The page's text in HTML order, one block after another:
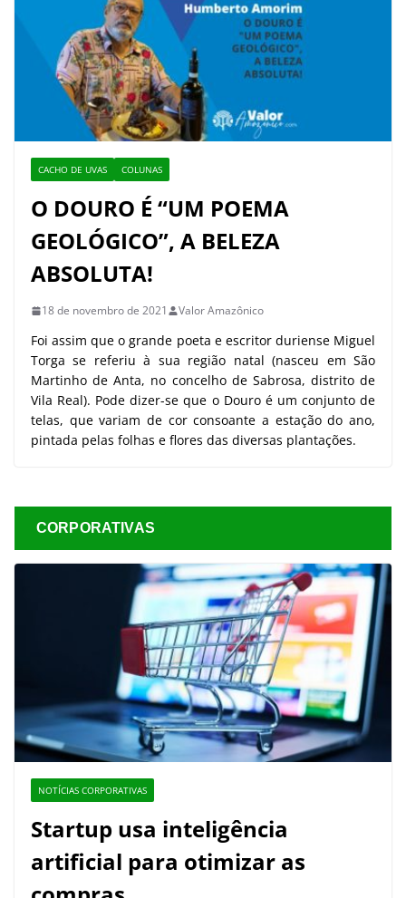
CACHO DE UVAS COLUNAS
O DOURO É “UM POEMA
GEOLÓGICO”, A BELEZA
ABSOLUTA!
18 de novembro de 2021 Valor Amazônico
Foi assim que o grande poeta e escritor duriense Miguel
Torga se referiu à sua região natal (nasceu em São
Martinho de Anta, no concelho de Sabrosa, distrito de
Vila Real). Pode dizer-se que o Douro é um conjunto de
telas, que variam de cor consoante a estação do ano,
pintada pelas folhas e flores das diversas plantações.
CORPORATIVAS
NOTÍCIAS CORPORATIVAS
Startup usa inteligência
artificial para otimizar as